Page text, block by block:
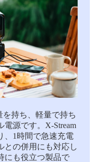
を持ち、軽量で持ち
源です。X-Stream
、1時間で急速充電
との併用にも対応し
にも役立つ製品で